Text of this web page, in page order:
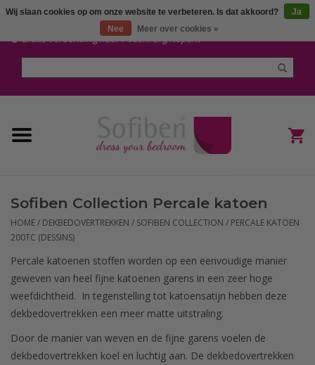
Gratis verzending naar Post.nl afgiftepunt
Mijn account / Registreren
Dekbedovertrekken
(Hoes) Laken en Lakensets
Sofiben BLOG
Sofiben Collection Percale katoen
HOME/ DEKBEDOVERTREKKEN / SOFIBEN COLLECTION / PERCALE KATOEN
200TC (DESSINS)
Percale katoenen stoffen worden op een eenvoudige manier
geweven van heel fijne katoenen garens in een zeer hoge
weefdichtheid. In tegenstelling tot katoensatijn hebben deze
dekbedovertrekken een meer matte uitstraling.
Door de manier van weven en de fijne garens voelen de
dekbedovertrekken koel en luchtig aan. De dekbedovertrekken
Wij slaan cookies op om onze website te verbeteren. Is dat akkoord?
Ja
Nee
Meer over cookies »